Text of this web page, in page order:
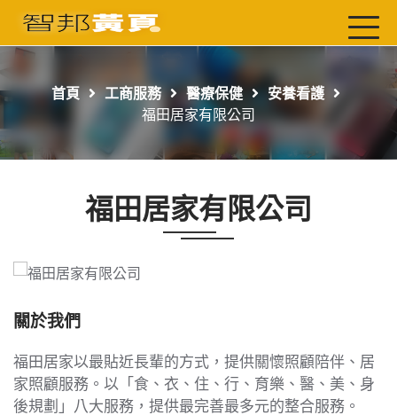
首頁
工商服務
首頁 工商服務 醫療保健
安養看護
福田居家有限公司
福田居家有限公司
關於我們
福田居家以最貼近長輩的方式，提供關懷照顧陪伴、居
家照顧服務。以「食、衣、住、行、育樂、醫、美、身
後規劃」八大服務，提供最完善最多元的整合服務。